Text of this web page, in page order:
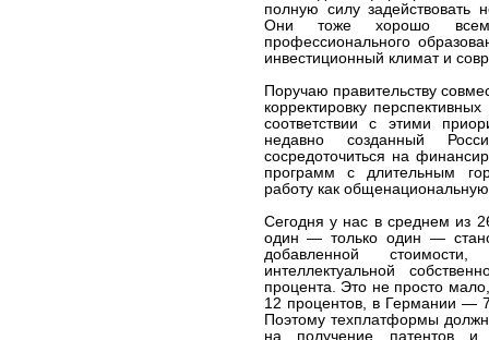
полную силу задействовать
Они тоже хорошо всем
профессионального
инвестиционный климат и
Поручаю правительству
корректировку
соответствии с этими
недавно созданный
сосредоточиться на
программ с длительным
работу как
Сегодня у нас в среднем из
один — только один —
добавленной
интеллектуальной
процента. Это не просто
12 процентов, в Германии —
Поэтому техплатформы
на получение патентов и